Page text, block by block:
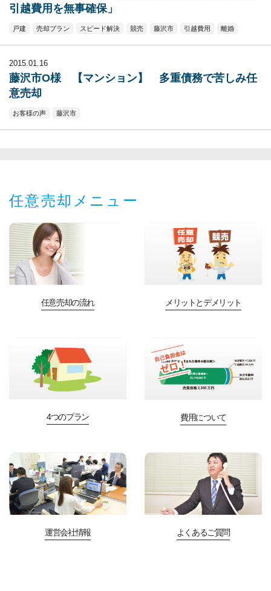
引越費用を無事確保」
戸建 売却プラン スピード解決 競売 藤沢市 引越費用 離婚
2015.01.16
藤沢市O様 【マンション】 多重債務で苦しみ任
意売却
お客様の声 藤沢市
任意売却メニュー
任意売却の流れ メリットとデメリット
4つのプラン 費用について
運営会社情報 よくあるご質問